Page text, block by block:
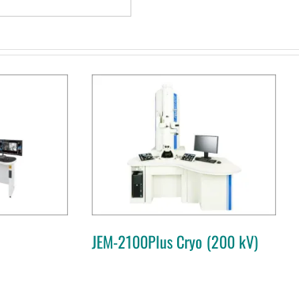
Cryo
JEM-2100Plus Cryo (200 kV)
JEM-120i (120 kV)